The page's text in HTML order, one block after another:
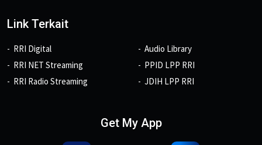
Link Terkait
RRI Digital
RRI NET Streaming
RRI Radio Streaming
Audio Library
PPID LPP RRI
JDIH LPP RRI
Get My App